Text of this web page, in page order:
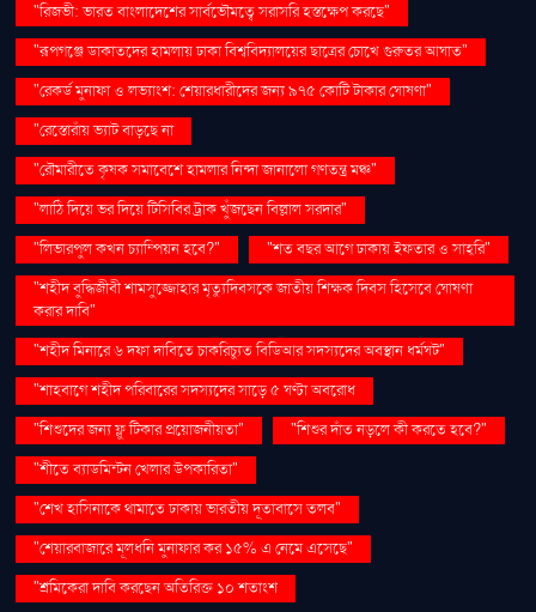
"রিজভী: ভারত বাংলাদেশের সার্বভৌমত্বে সরাসরি হস্তক্ষেপ করছে"
"রূপগঞ্জে ডাকাতদের হামলায় ঢাকা বিশ্ববিদ্যালয়ের ছাত্রের চোখে গুরুতর আঘাত"
"রেকর্ড মুনাফা ও লভ্যাংশ: শেয়ারধারীদের জন্য ৯৭৫ কোটি টাকার ঘোষণা"
"রেস্তোরাঁয় ভ্যাট বাড়ছে না
"রৌমারীতে কৃষক সমাবেশে হামলার নিন্দা জানালো গণতন্ত্র মঞ্চ"
"লাঠি দিয়ে ভর দিয়ে টিসিবির ট্রাক খুঁজছেন বিল্লাল সরদার"
"লিভারপুল কখন চ্যাম্পিয়ন হবে?"
"শত বছর আগে ঢাকায় ইফতার ও সাহ্‌রি"
"শহীদ বুদ্ধিজীবী শামসুজ্জোহার মৃত্যুদিবসকে জাতীয় শিক্ষক দিবস হিসেবে ঘোষণা
করার দাবি"
"শহীদ মিনারে ৬ দফা দাবিতে চাকরিচ্যুত বিডিআর সদস্যদের অবস্থান ধর্মঘট"
"শাহবাগে শহীদ পরিবারের সদস্যদের সাড়ে ৫ ঘণ্টা অবরোধ
"শিশুদের জন্য ফ্লু টিকার প্রয়োজনীয়তা"
"শিশুর দাঁত নড়লে কী করতে হবে?"
"শীতে ব্যাডমিন্টন খেলার উপকারিতা"
"শেখ হাসিনাকে থামাতে ঢাকায় ভারতীয় দূতাবাসে তলব"
"শেয়ারবাজারে মূলধনি মুনাফার কর ১৫% এ নেমে এসেছে"
"শ্রমিকেরা দাবি করছেন অতিরিক্ত ১০ শতাংশ